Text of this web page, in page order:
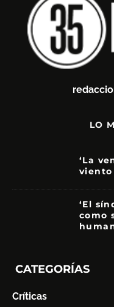
LO
‘La
‘El
como
CATEGORÍAS
Críticas